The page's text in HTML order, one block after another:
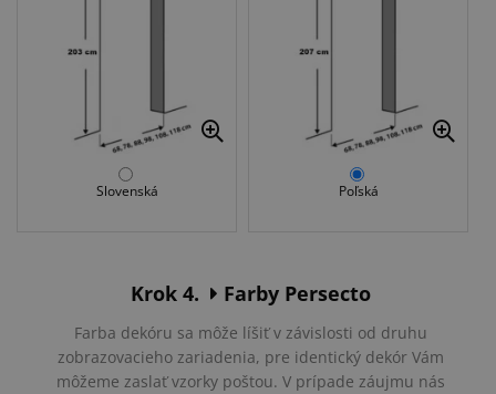
Slovenská Poľská
Krok 4. Farby Persecto
Farba dekóru sa môže líšiť v závislosti od druhu
zobrazovacieho zariadenia, pre identický dekór Vám
môžeme zaslať vzorky poštou. V prípade záujmu nás